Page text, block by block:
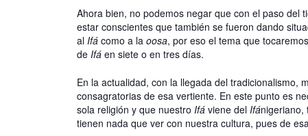
Ahora bien, no podemos negar que con el paso del
estar conscientes que también se fueron dando
al Ifá como a la oosa, por eso el tema que
de Ifá en siete o en tres días.
En la actualidad, con la llegada del tradicionalismo,
consagratorias de esa vertiente. En este punto es
sola religión y que nuestro Ifá viene del Ifánigeriano,
tienen nada que ver con nuestra cultura, pues de